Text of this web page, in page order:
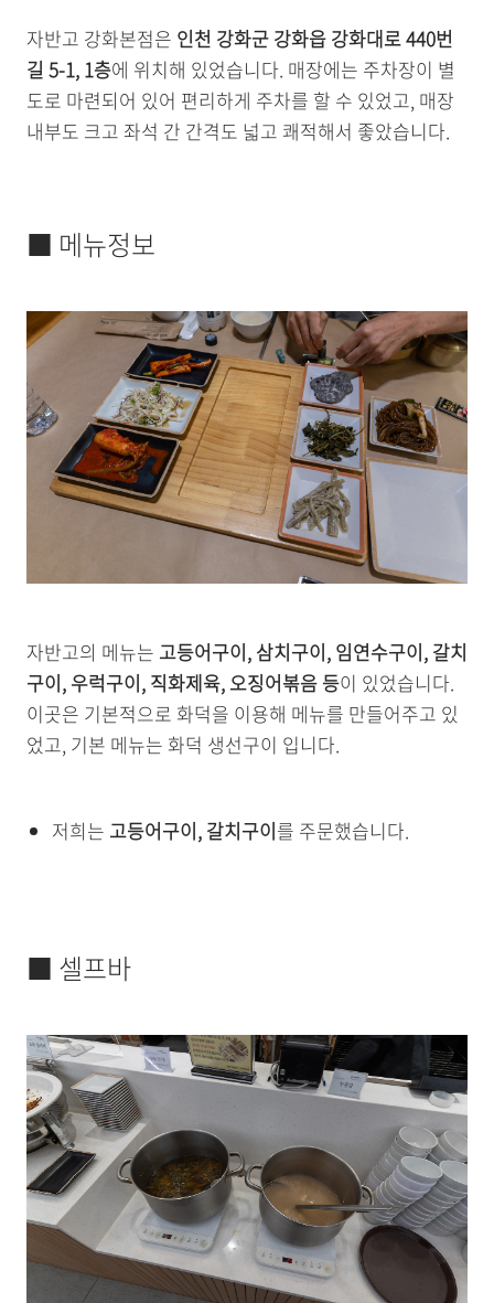
자반고 강화본점은 인천 강화군 강화읍 강화대로 440번
길 5-1, 1층에 위치해 있었습니다. 매장에는 주차장이 별
도로 마련되어 있어 편리하게 주차를 할 수 있었고, 매장
내부도 크고 좌석 간 간격도 넓고 쾌적해서 좋았습니다.
■ 메뉴정보
자반고의 메뉴는 고등어구이, 삼치구이, 임연수구이, 갈치
구이, 우럭구이, 직화제육, 오징어볶음 등이 있었습니다.
이곳은 기본적으로 화덕을 이용해 메뉴를 만들어주고 있
었고, 기본 메뉴는 화덕 생선구이 입니다.
저희는 고등어구이, 갈치구이를 주문했습니다.
■ 셀프바